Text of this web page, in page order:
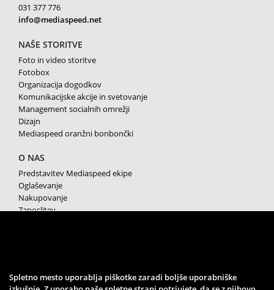
031 377 776
info@mediaspeed.net
NAŠE STORITVE
Foto in video storitve
Fotobox
Organizacija dogodkov
Komunikacijske akcije in svetovanje
Management socialnih omrežji
Dizajn
Mediaspeed oranžni bonbončki
O NAS
Predstavitev Mediaspeed ekipe
Oglaševanje
Nakupovanje
Zaposlitev
SPREMLJAJTE NAS
Spletno mesto uporablja piškotke zaradi boljše uporabniške